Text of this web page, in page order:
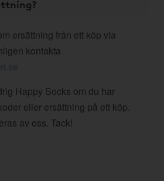
ersättning från ett köp via
kontakta
Happy Socks om du har
eller ersättning på ett köp.
av oss. Tack!